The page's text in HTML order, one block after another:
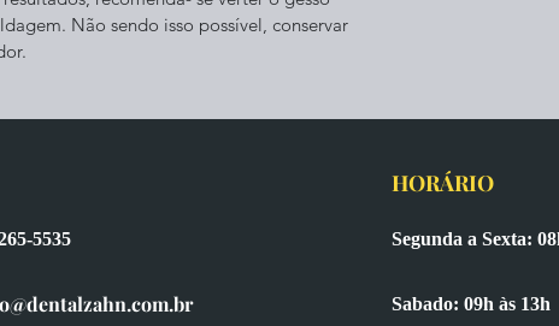
Não sendo isso possível, conservar
5535
HORÁRIO
Segunda a Sexta:
Sabado: 09h às 13h